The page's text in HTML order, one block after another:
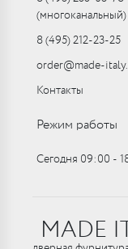
(многоканальный)
8 (495) 212-23-25
order@made-
Контакты
Режим работы
Сегодня 09:00 ‑
MADE